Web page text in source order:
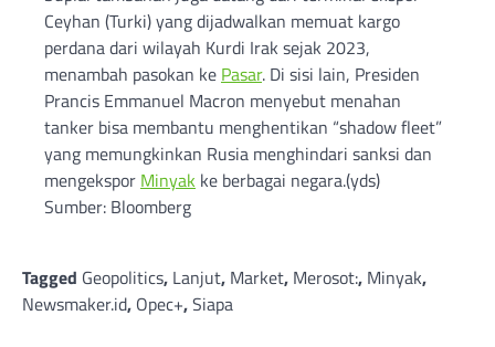
Ceyhan (Turki) yang dijadwalkan memuat kargo
perdana dari wilayah Kurdi Irak sejak 2023,
menambah pasokan ke Pasar. Di sisi lain, Presiden
Prancis Emmanuel Macron menyebut menahan
tanker bisa membantu menghentikan “shadow fleet”
yang memungkinkan Rusia menghindari sanksi dan
mengekspor Minyak ke berbagai negara.(yds)
Sumber: Bloomberg
Tagged Geopolitics, Lanjut, Market, Merosot:, Minyak,
Newsmaker.id, Opec+,Siapa